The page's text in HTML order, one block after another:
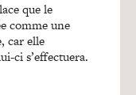
que le
comme une
car elle
ci s’effectuera.